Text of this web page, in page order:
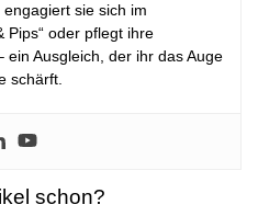
sie sich im
Pips“ oder pflegt ihre
Ausgleich, der ihr das Auge
schärft.
schon?